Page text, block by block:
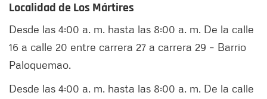
Localidad de Los Mártires
Desde las 4:00 a. m. hasta las 8:00 a. m. De la calle
16 a calle 20 entre carrera 27 a carrera 29 – Barrio
Paloquemao.
Desde las 4:00 a. m. hasta las 8:00 a. m. De la calle